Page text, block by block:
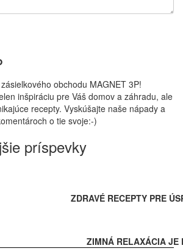
obchodu MAGNET 3P!
inšpiráciu pre Váš domov a záhradu, ale
recepty. Vyskúšajte naše nápady a
o tie svoje:-)
príspevky
ZDRAVÉ RECEPTY PRE
ZIMNÁ RELAXÁCIA JE